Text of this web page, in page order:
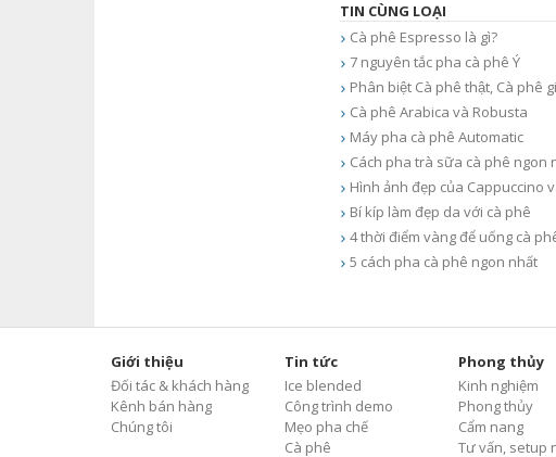
TIN CÙNG LOẠI
Cà phê Espresso là gì?
7 nguyên tắc pha cà phê Ý
Phân biệt Cà phê thật, Cà phê
Cà phê Arabica và Robusta
Máy pha cà phê Automatic
Cách pha trà sữa cà phê ngon
Hình ảnh đẹp của Cappuccino
Bí kíp làm đẹp da với cà phê
4 thời điểm vàng để uống cà
5 cách pha cà phê ngon nhất
Giới thiệu
Đối tác & khách hàng
Kênh bán hàng
Chúng tôi
Tin tức
Ice blended
Công trình demo
Mẹo pha chế
Cà phê
Phong thủy
Kinh nghiệm
Phong thủy
Cẩm nang
Tư vấn, setup